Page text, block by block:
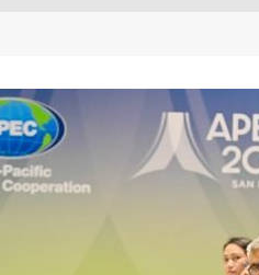
PENGUATAN KOMPETENSI
SESUAIKAN REGULASI